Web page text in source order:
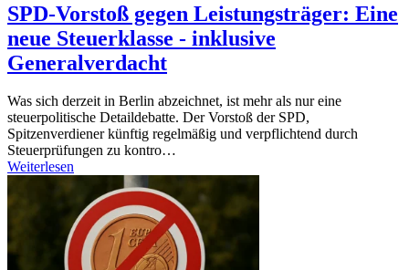
SPD-Vorstoß gegen Leistungsträger: Eine
neue Steuerklasse - inklusive
Generalverdacht
Was sich derzeit in Berlin abzeichnet, ist mehr als nur eine
steuerpolitische Detaildebatte. Der Vorstoß der SPD,
Spitzenverdiener künftig regelmäßig und verpflichtend durch
Steuerprüfungen zu kontro…
Weiterlesen